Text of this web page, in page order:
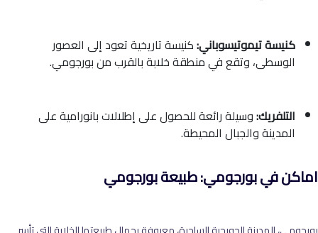
كنيسة تيموتيسوباني:كنيسة تاريخية تعود إلى العصور
الوسطى، وتقع في منطقة خلابة بالقرب من بورجومي.
التلفريك:وسيلة رائعة للحصول على إطلالات بانورامية على
المدينة والجبال المحيطة.
اماكن في بورجومي: طبيعة بورجومي